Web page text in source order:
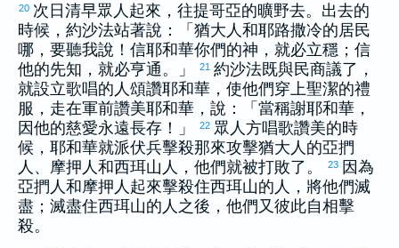
20 次日清早眾人起來，往提哥亞的曠野去。出去的
時候， 約沙法站著說：「 猶大 人和耶路撒冷的居民
哪，要聽我說！信耶和華你們的神，就必立穩；信
他的先知，就必亨通。」
21 約沙法既與民商議了，
就設立歌唱的人頌讚耶和華，使他們穿上聖潔的禮
服，走在軍前讚美耶和華，說：「當稱謝耶和華，
因他的慈愛永遠長存！」
22 眾人方唱歌讚美的時
候，耶和華就派伏兵擊殺那來攻擊猶大 人的亞捫
人、 摩押 人和西珥山人，他們就被打敗了。 23 因為
亞捫 人和摩押 人起來擊殺住西珥山的人，將他們滅
盡；滅盡住西珥山的人之後，他們又彼此自相擊
殺。